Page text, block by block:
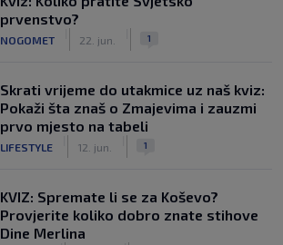
prvenstvo?
NOGOMET 22. jun. 1
Skrati vrijeme do utakmice uz naš kviz:
Pokaži šta znaš o Zmajevima i zauzmi
prvo mjesto na tabeli
LIFESTYLE 12. jun. 1
KVIZ: Spremate li se za Koševo?
Provjerite koliko dobro znate stihove
Dine Merlina